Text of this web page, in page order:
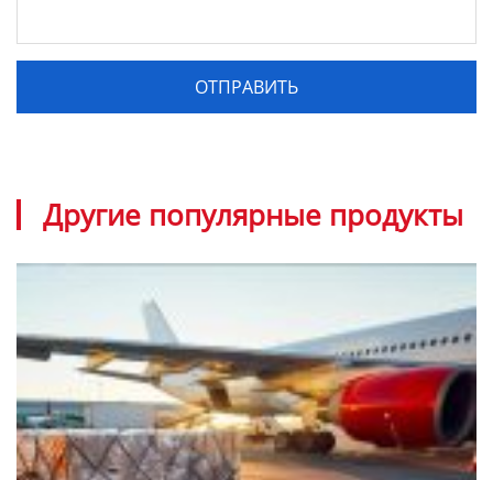
Другие популярные продукты